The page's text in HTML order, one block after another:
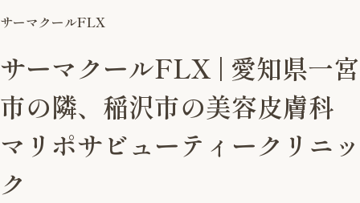
サーマクールFLX
サーマクールFLX | 愛知県一宮
市の隣、稲沢市の美容皮膚科
マリポサビューティークリニッ
ク